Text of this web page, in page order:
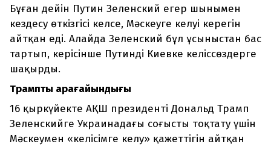
Бұған дейін Путин Зеленский егер шынымен
кездесу өткізгісі келсе, Мәскеуге келуі керегін
айтқан еді. Алайда Зеленский бұл ұсыныстан бас
тартып, керісінше Путинді Киевке келіссөздерге
шақырды.
Трамптың арағайындығы
16 қыркүйекте АҚШ президенті Дональд Трамп
Зеленскийге Украинадағы соғысты тоқтату үшін
Мәскеумен «келісімге келу» қажеттігін айтқан